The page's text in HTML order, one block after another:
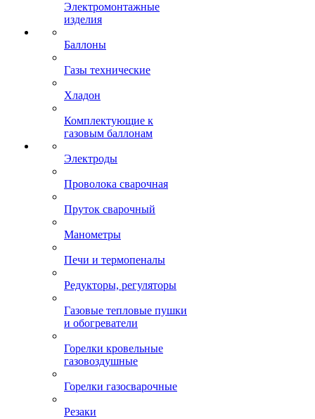
Электромонтажные
изделия
Баллоны
Газы технические
Хладон
Комплектующие к
газовым баллонам
Электроды
Проволока сварочная
Пруток сварочный
Манометры
Печи и термопеналы
Редукторы, регуляторы
Газовые тепловые пушки
и обогреватели
Горелки кровельные
газовоздушные
Горелки газосварочные
Резаки